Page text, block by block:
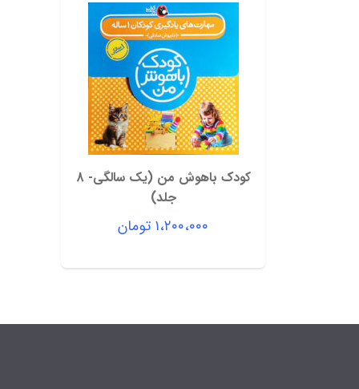
کودک باهوش من (یک سالگی- 8
جلد)
۱،۲۰۰،۰۰۰ تومان